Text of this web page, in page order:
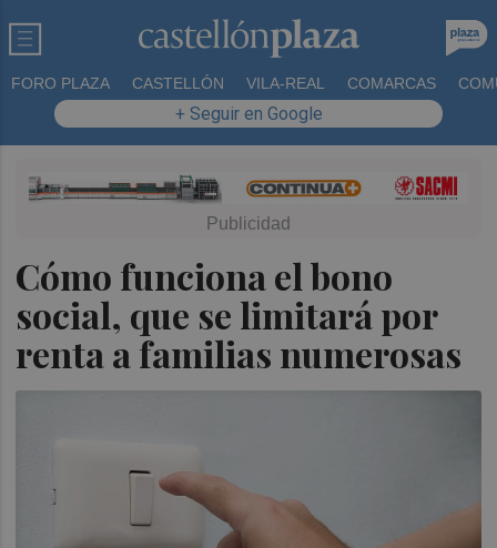
FORO PLAZA CASTELLÓN VILA-REAL COMARCAS
+ Seguir en Google
Cómo funciona el bono
social, que se limitará por
renta a familias numerosas